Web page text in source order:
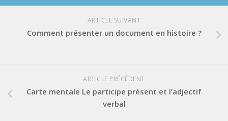
ARTICLE SUIVANT
Comment présenter un document en histoire ?
ARTICLE PRÉCÉDENT
Carte mentale Le participe présent et l’adjectif
verbal